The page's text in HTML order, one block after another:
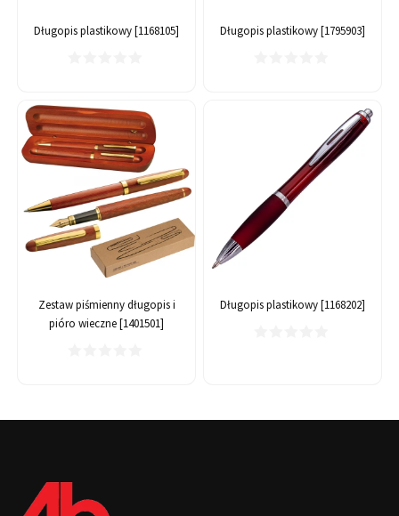
Długopis plastikowy [1168105] Długopis plastikowy [1795903]
Zestaw piśmienny długopis i
pióro wieczne [1401501]
Długopis plastikowy [1168202]